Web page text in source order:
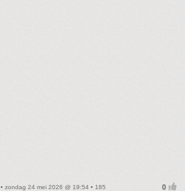
• zondag 24 mei 2026 @ 19:54 • 185